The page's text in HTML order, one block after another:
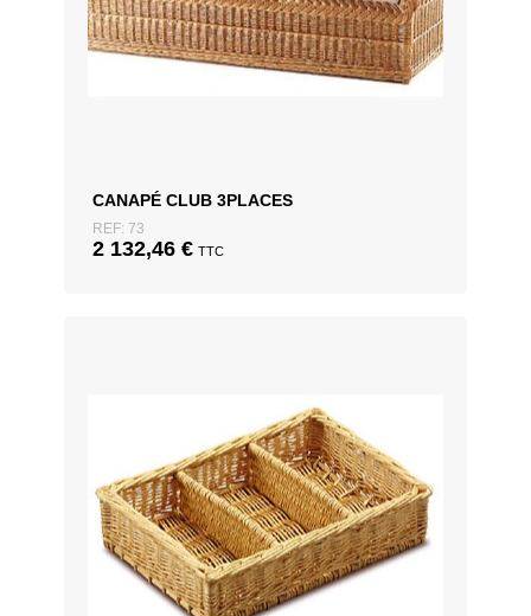
CANAPÉ CLUB 3PLACES
REF: 73
2 132,46 € TTC